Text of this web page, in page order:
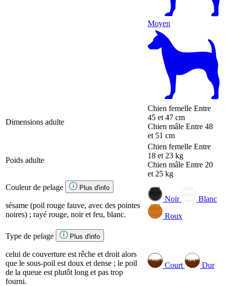
Moyen
Dimensions adulte
Chien femelle Entre
45 et 47 cm
Chien mâle Entre 48
et 51 cm
Poids adulte
Chien femelle Entre
18 et 23 kg
Chien mâle Entre 20
et 25 kg
Couleur de pelage
Plus d'info
sésame (poil rouge fauve, avec des pointes
noires) ; rayé rouge, noir et feu, blanc.
Noir
Blanc
Roux
Type de pelage Plus d'info
celui de couverture est rêche et droit alors
que le sous-poil est doux et dense ; le poil
de la queue est plutôt long et pas trop
fourni.
Court Dur